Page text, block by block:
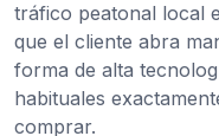
tráfico peatonal local
que el cliente abra
forma de alta
habituales
comprar.